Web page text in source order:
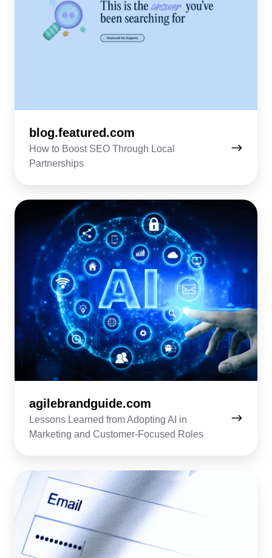
blog.featured.com
How to Boost SEO Through Local
Partnerships
agilebrandguide.com
Lessons Learned from Adopting AI in
Marketing and Customer-Focused Roles
agilebrandguide.com
usebouncer.com